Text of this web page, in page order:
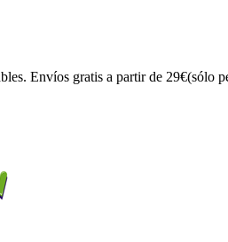
Envíos gratis a partir de 29€(sólo